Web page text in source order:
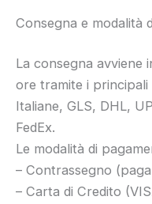
Consegna e modalità
La consegna avviene
ore tramite i
Italiane, GLS, DHL,
FedEx.
Le modalità di
– Contrassegno
– Carta di Credito